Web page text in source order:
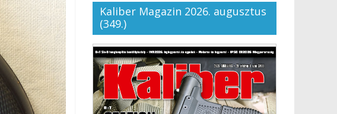
Kaliber Magazin 2026. augusztus
(349.)